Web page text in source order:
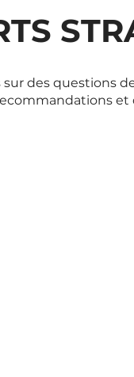
sur des questions